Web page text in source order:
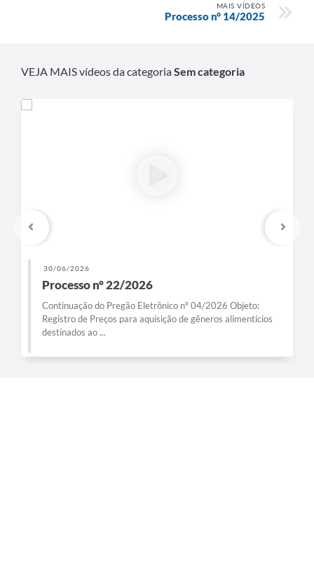
MAIS VÍDEOS
Processo n° 14/2025
VEJA MAIS vídeos da categoriaSem categoria
30/06/2026
Processo n° 22/2026
Continuação do Pregão Eletrônico nº 04/2026 Objeto:
Registro de Preços para aquisição de gêneros alimentícios
destinados ao ...